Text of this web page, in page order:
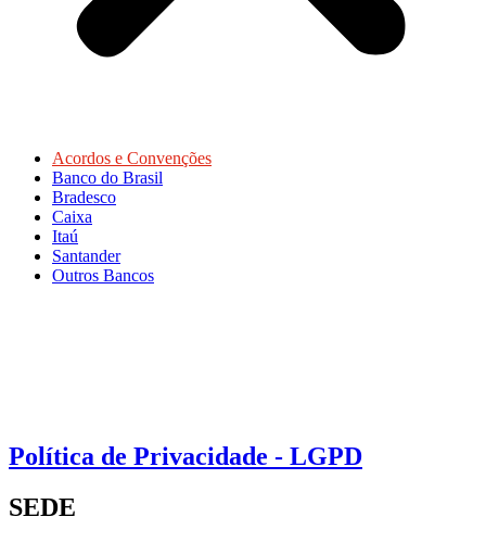
Acordos e Convenções
Banco do Brasil
Bradesco
Caixa
Itaú
Santander
Outros Bancos
Política de Privacidade - LGPD
SEDE